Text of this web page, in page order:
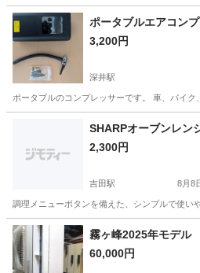
ポータブルエアコン
3,200円
深井駅
ポータブルのコンプレッサーです。 車、バイ
生活家電
SHARPオーブンレン
2,300円
吉田駅 8月8
調理メニューボタンを備えた、シンプルで使い
大阪 東大阪市 吉田駅 キッチン家電
霧ヶ峰2025年モデル
60,000円